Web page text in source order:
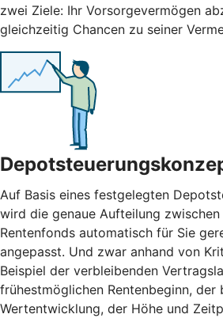
zwei Ziele: Ihr Vorsorgevermögen
gleichzeitig Chancen zu seiner
Auf Basis eines festgelegten
wird die genaue Aufteilung
Rentenfonds automatisch für Sie
angepasst. Und zwar anhand von
Beispiel der verbleibenden
frühestmöglichen Rentenbeginn, der
Wertentwicklung, der Höhe und